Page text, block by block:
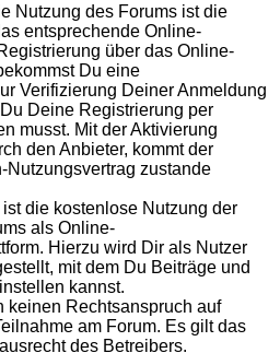
Nutzung des Forums ist die
entsprechende Online-
über das Online-
Du eine
Verifizierung Deiner Anmeldung
Deine Registrierung per
musst. Mit der Aktivierung
den Anbieter, kommt der
Nutzungsvertrag zustande
die kostenlose Nutzung der
als Online-
Hierzu wird Dir als Nutzer
mit dem Du Beiträge und
kannst.
keinen Rechtsanspruch auf
am Forum. Es gilt das
des Betreibers.